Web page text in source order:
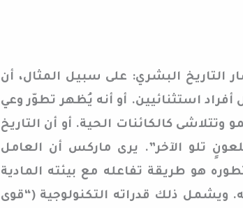
البشري: على سبيل المثال، أن
استثنائيين. أو أنه يُظهر تطوّر وعي
وتتلاشى كالكائنات الحية. أو أن التاريخ
تلو الآخر”. يرى ماركس أن العامل
هو طريقة تفاعله مع بيئته المادية
ويشمل ذلك قدراته التكنولوجية (“قوى